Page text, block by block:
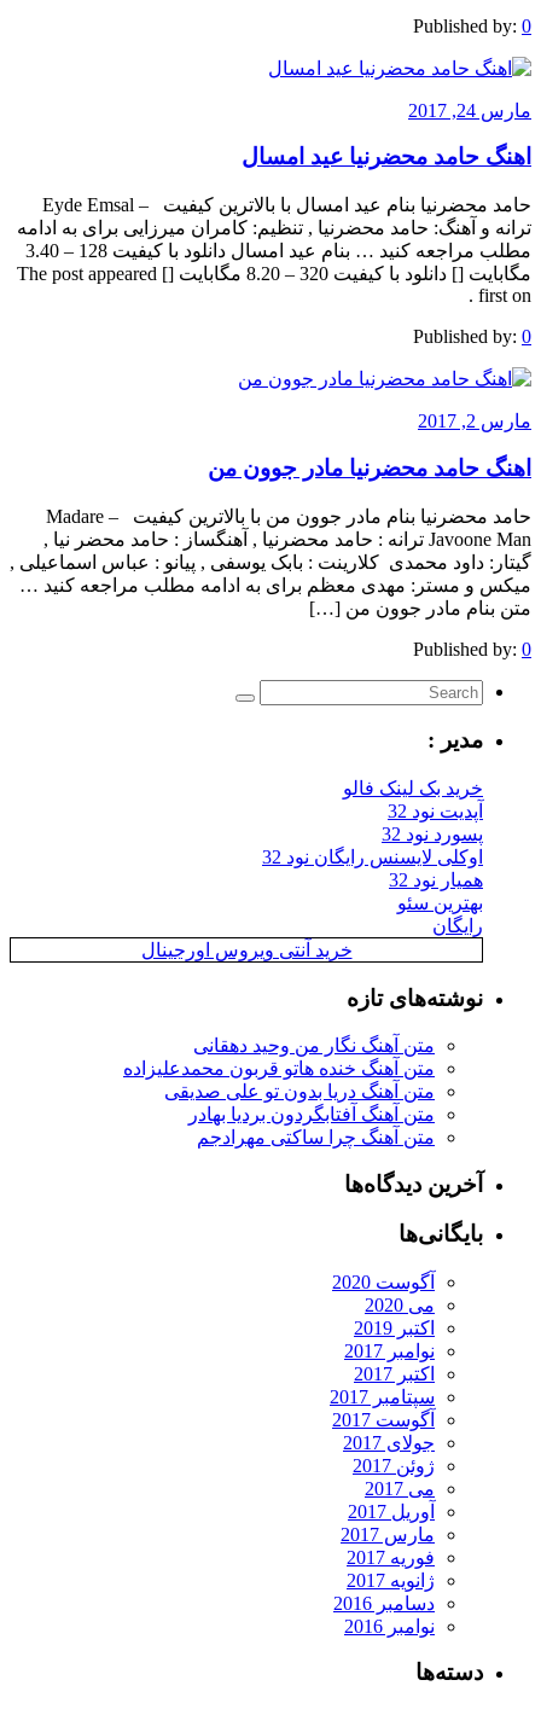
Published by: 0
مارس 24, 2017
اهنگ حامد محضرنیا عید امسال
حامد محضرنیا بنام عید امسال با بالاترین کیفیت – Eyde Emsal
ترانه و آهنگ: حامد محضرنیا , تنظیم: کامران میرزایی برای به ادامه
مطلب مراجعه کنید … بنام عید امسال دانلود با کیفیت 128 – 3.40
مگابایت [] دانلود با کیفیت 320 – 8.20 مگابایت [] The post appeared
first on .
Published by: 0
مارس 2, 2017
اهنگ حامد محضرنیا مادر جوون من
حامد محضرنیا بنام مادر جوون من با بالاترین کیفیت – Madare
Javoone Man ترانه : حامد محضرنیا , آهنگساز : حامد محضر نیا ,
گیتار: داود محمدی کلارینت : بابک یوسفی , پیانو : عباس اسماعیلی ,
میکس و مستر: مهدی معظم برای به ادامه مطلب مراجعه کنید …
متن بنام مادر جوون من […]
Published by: 0
مدیر :
خرید بک لینک فالو
آپدیت نود 32
پسورد نود 32
اوکلی لایسنس رایگان نود 32
همیار نود 32
بهترین سئو
رایگان
خرید آنتی ویروس اورجینال
نوشته‌های تازه
متن آهنگ نگار من وحید دهقانی
متن آهنگ خنده هاتو قربون محمدعلیزاده
متن آهنگ دریا بدون تو علی صدیقی
متن آهنگ آفتابگردون بردیا بهادر
متن آهنگ چرا ساکتی مهرادجم
آخرین دیدگاه‌ها
بایگانی‌ها
آگوست 2020
می 2020
اکتبر 2019
نوامبر 2017
اکتبر 2017
سپتامبر 2017
آگوست 2017
جولای 2017
ژوئن 2017
می 2017
آوریل 2017
مارس 2017
فوریه 2017
ژانویه 2017
دسامبر 2016
نوامبر 2016
دسته‌ها